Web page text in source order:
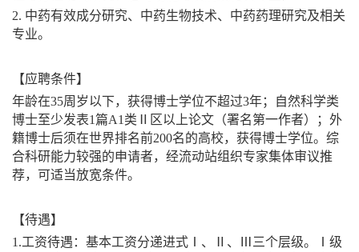
2. 中药有效成分研究、 中药生物技术、中药药理研究及相关
专业。
【应聘条件】
年龄在35周岁以下，获得博士学位不超过3年；自然科学类
博士至少发表1篇A1 类Ⅱ区以上论文（署名第一作者）；外
籍博士后须在世界排名前200名的高校，获得博士学位。综
合科研能力较强的申请者，经流动站组织专家集体审议推
荐，可适当放宽条件。
【待遇】
1.工资待遇：基本工资分递进式Ⅰ、Ⅱ、Ⅲ三个层级。Ⅰ级